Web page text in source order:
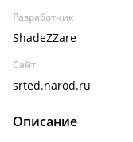
Разработчик
ShadeZZare
Сайт
srted.narod.ru
Описание